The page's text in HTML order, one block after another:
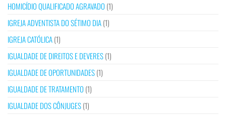
HOMICÍDIO QUALIFICADO AGRAVADO (1)
IGREJA ADVENTISTA DO SÉTIMO DIA(1)
IGREJA CATÓLICA(1)
IGUALDADE DE DIREITOS E DEVERES(1)
IGUALDADE DE OPORTUNIDADES(1)
IGUALDADE DE TRATAMENTO (1)
IGUALDADE DOS CÔNJUGES(1)